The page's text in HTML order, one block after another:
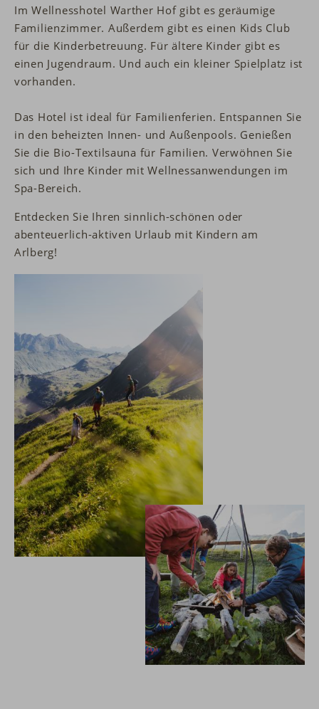
Im Wellnesshotel Warther Hof gibt es geräumige
Familienzimmer. Außerdem gibt es einen Kids Club
für die Kinderbetreuung. Für ältere Kinder gibt es
einen Jugendraum. Und auch ein kleiner Spielplatz ist
vorhanden.
Das Hotel ist ideal für Familienferien. Entspannen Sie
in den beheizten Innen- und Außenpools. Genießen
Sie die Bio-Textilsauna für Familien. Verwöhnen Sie
sich und Ihre Kinder mit Wellnessanwendungen im
Spa-Bereich.
Entdecken Sie Ihren sinnlich-schönen oder
abenteuerlich-aktiven Urlaub mit Kindern am
Arlberg!